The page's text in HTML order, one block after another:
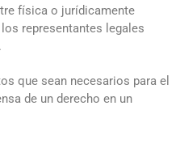
física o jurídicamente
representantes legales
que sean necesarios para el
de un derecho en un